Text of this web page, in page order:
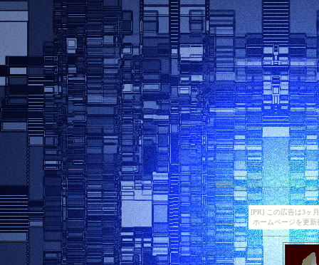
[PR] この広告は3ヶ
ホームページを更